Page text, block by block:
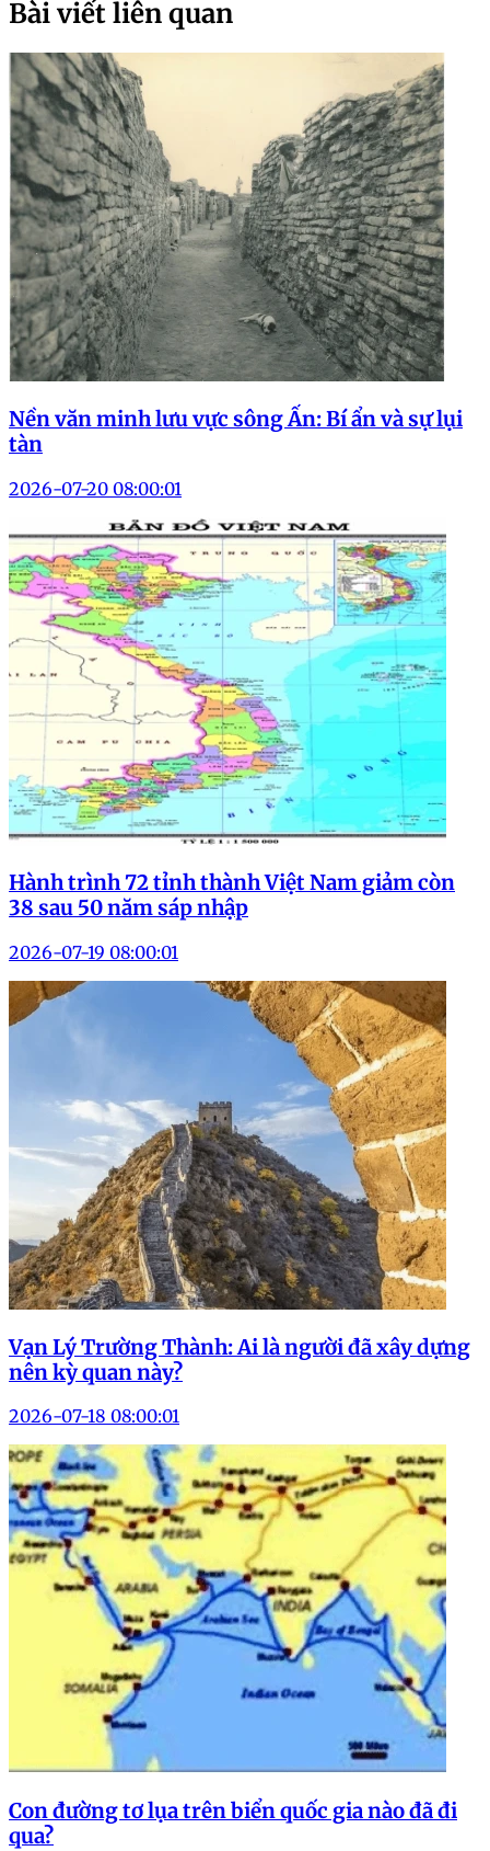
Bài viết liên quan
Nền văn minh lưu vực sông Ấn: Bí ẩn và sự lụi
tàn
2026-07-20 08:00:01
Hành trình 72 tỉnh thành Việt Nam giảm còn
38 sau 50 năm sáp nhập
2026-07-19 08:00:01
Vạn Lý Trường Thành: Ai là người đã xây dựng
nên kỳ quan này?
2026-07-18 08:00:01
Con đường tơ lụa trên biển quốc gia nào đã đi
qua?